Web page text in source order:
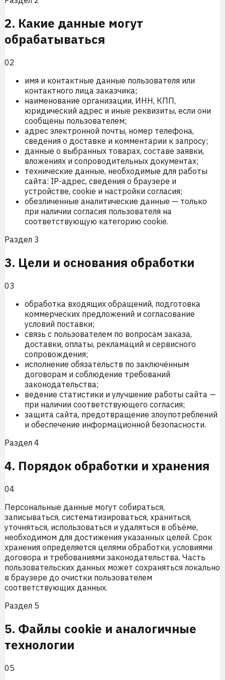
2. Какие данные могут
обрабатываться
02
имя и контактные данные пользователя или
контактного лица заказчика;
наименование организации, ИНН, КПП,
юридический адрес и иные реквизиты, если они
сообщены пользователем;
адрес электронной почты, номер телефона,
сведения о доставке и комментарии к запросу;
данные о выбранных товарах, составе заявки,
вложениях и сопроводительных документах;
технические данные, необходимые для работы
сайта: IP-адрес, сведения о браузере и
устройстве, cookie и настройки согласия;
обезличенные аналитические данные — только
при наличии согласия пользователя на
соответствующую категорию cookie.
Раздел 3
3. Цели и основания обработки
03
обработка входящих обращений, подготовка
коммерческих предложений и согласование
условий поставки;
связь с пользователем по вопросам заказа,
доставки, оплаты, рекламаций и сервисного
сопровождения;
исполнение обязательств по заключённым
договорам и соблюдение требований
законодательства;
ведение статистики и улучшение работы сайта —
при наличии соответствующего согласия;
защита сайта, предотвращение злоупотреблений
и обеспечение информационной безопасности.
Раздел 4
4. Порядок обработки и хранения
04
Персональные данные могут собираться,
записываться, систематизироваться, храниться,
уточняться, использоваться и удаляться в объёме,
необходимом для достижения указанных целей. Срок
хранения определяется целями обработки, условиями
договора и требованиями законодательства. Часть
пользовательских данных может сохраняться локально
в браузере до очистки пользователем
соответствующих данных.
Раздел 5
5. Файлы cookie и аналогичные
технологии
05